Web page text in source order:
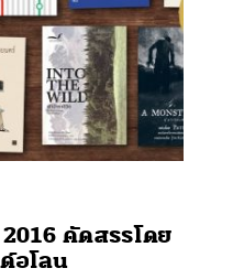
คัดสรรโดย
อโลน